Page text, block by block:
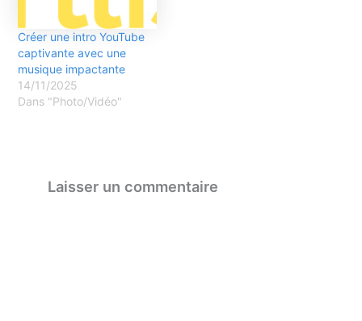
Créer une intro YouTube
captivante avec une
musique impactante
14/11/2025
Dans "Photo/Vidéo"
Laisser un commentaire